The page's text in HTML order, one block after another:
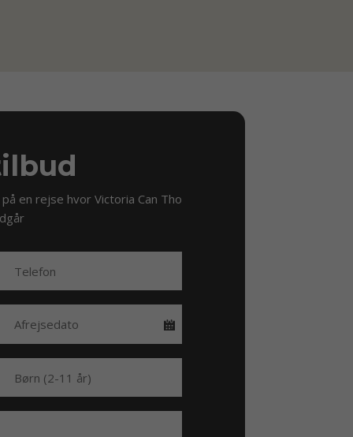
en rejse hvor Victoria Can Tho